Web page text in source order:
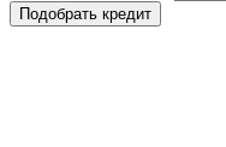
Подобрать кредит